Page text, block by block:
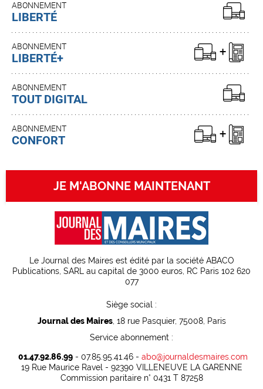
ABONNEMENT
LIBERTÉ
ABONNEMENT
LIBERTÉ+
ABONNEMENT
TOUT DIGITAL
ABONNEMENT
CONFORT
JE M'ABONNE MAINTENANT
Le Journal des Maires est édité par la société ABACO
Publications, SARL au capital de 3000 euros, RC Paris 102 620
077
Siège social :
Journal des Maires, 18 rue Pasquier, 75008, Paris
Service abonnement :
01.47.92.86.99- 07.85.95.41.46 - abo@journaldesmaires.com
19 Rue Maurice Ravel - 92390 VILLENEUVE LA GARENNE
Commission paritaire n° 0431 T 87258